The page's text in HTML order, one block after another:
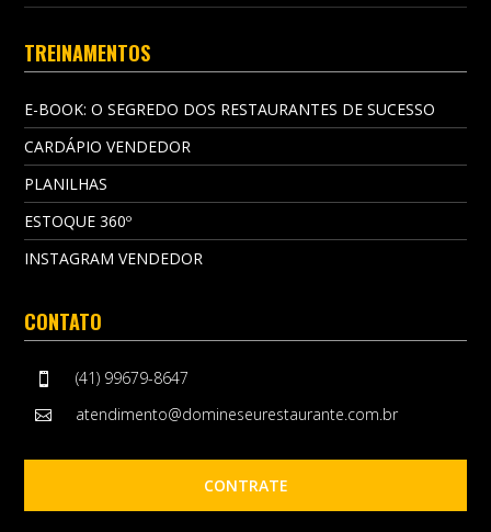
TREINAMENTOS
E-BOOK: O SEGREDO DOS RESTAURANTES DE SUCESSO
CARDÁPIO VENDEDOR
PLANILHAS
ESTOQUE 360º
INSTAGRAM VENDEDOR
CONTATO
 (41) 99679-8647
 atendimento@domineseurestaurante.com.br
CONTRATE